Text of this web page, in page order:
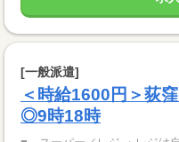
[一般派遣]
＜時給1600円＞荻
◎9時18時